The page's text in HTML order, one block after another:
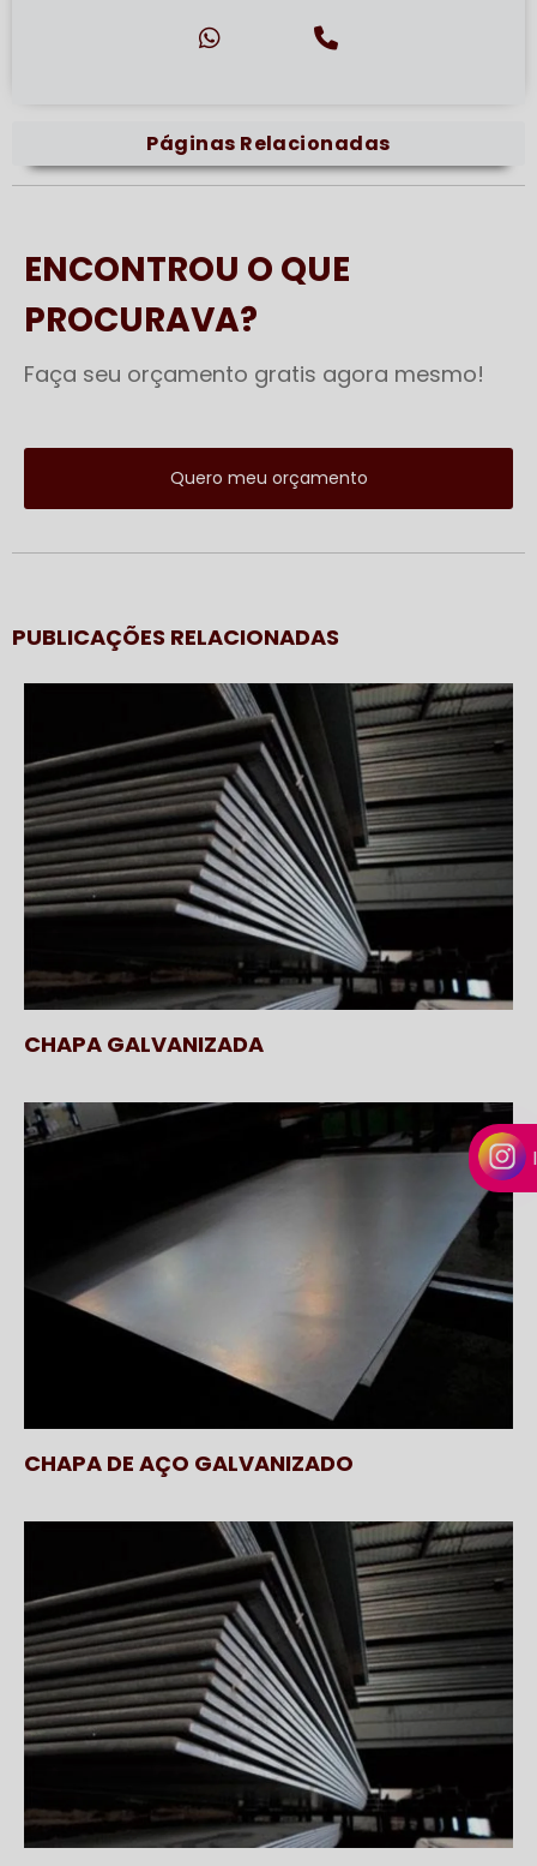
Páginas Relacionadas
ENCONTROU O QUE
PROCURAVA?
Faça seu orçamento gratis agora mesmo!
Quero meu orçamento
PUBLICAÇÕES RELACIONADAS
CHAPA GALVANIZADA
CHAPA DE AÇO GALVANIZADO